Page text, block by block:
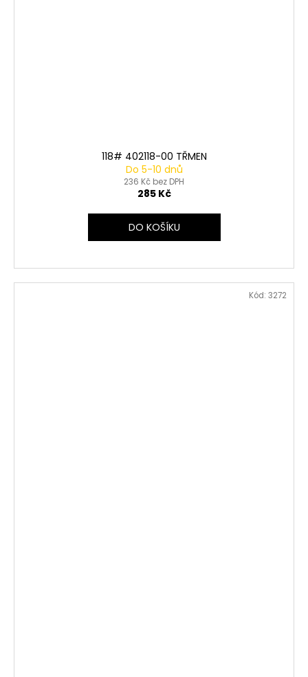
118# 402118-00 TŘMEN
Do 5-10 dnů
236 Kč bez DPH
285 Kč
DO KOŠÍKU
Kód: 3272